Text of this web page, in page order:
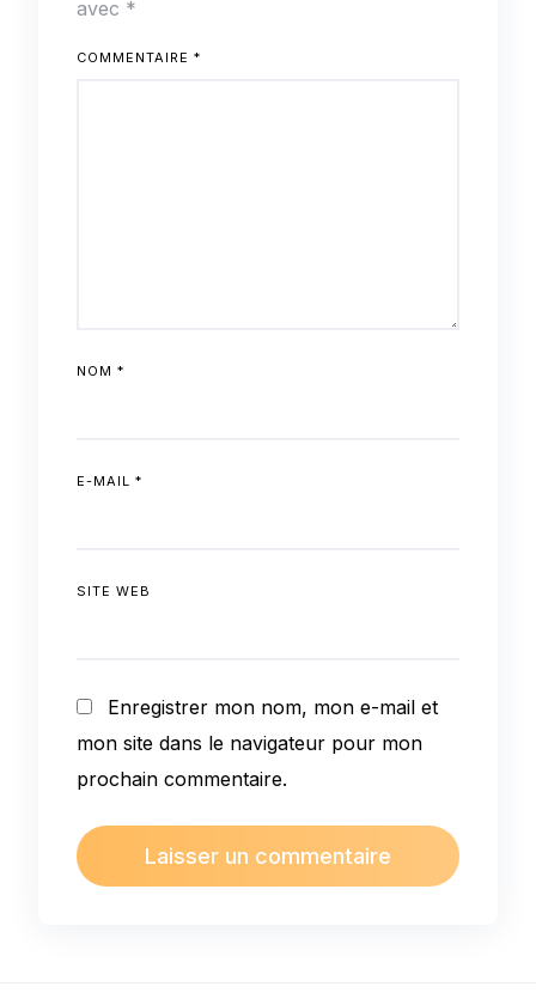
avec *
COMMENTAIRE *
NOM *
E-MAIL *
SITE WEB
Enregistrer mon nom, mon e-mail et
mon site dans le navigateur pour mon
prochain commentaire.